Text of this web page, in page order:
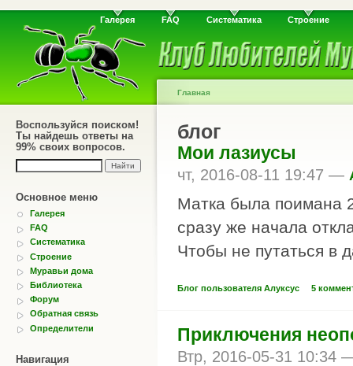
Галерея FAQ Систематика Строение
Воспользуйся поиском!
Ты найдешь ответы на
99% своих вопросов.
Основное меню
Галерея
FAQ
Систематика
Строение
Муравьи дома
Библиотека
Форум
Обратная связь
Определители
Навигация
Главная
блог
Мои лазиусы
чт, 2016-08-11 19:47 —
Матка была поимана
сразу же начала
Чтобы не путаться в
Блог пользователя Алуксус 5
Приключения
Втр, 2016-05-31 10:34